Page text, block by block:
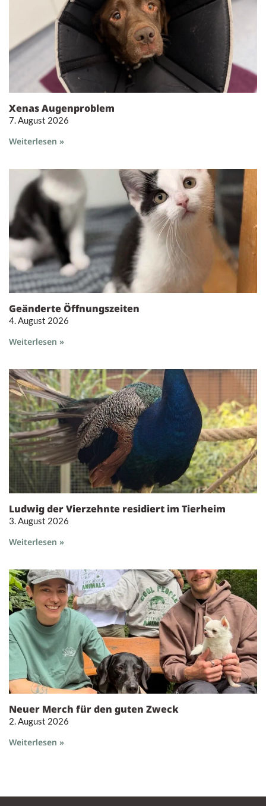
Xenas Augenproblem
7. August 2026
Weiterlesen »
Geänderte Öffnungszeiten
4. August 2026
Weiterlesen »
Ludwig der Vierzehnte residiert im Tierheim
3. August 2026
Weiterlesen »
Neuer Merch für den guten Zweck
2. August 2026
Weiterlesen »